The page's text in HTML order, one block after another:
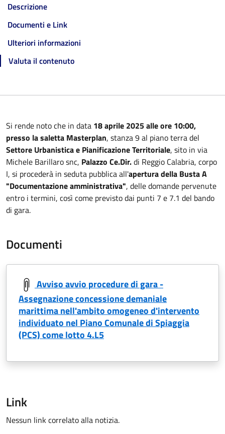
Descrizione
Documenti e Link
Ulteriori informazioni
Valuta il contenuto
Si rende noto che in data 18 aprile 2025 alle ore 10:00,
presso la saletta Masterplan, stanza 9 al piano terra del
Settore Urbanistica e Pianificazione Territoriale, sito in via
Michele Barillaro snc, Palazzo Ce.Dir.di Reggio Calabria, corpo
I, si procederà in seduta pubblica all'apertura della Busta A
"Documentazione amministrativa", delle domande pervenute
entro i termini, così come previsto dai punti 7 e 7.1 del bando
di gara.
Documenti
Avviso avvio procedure di gara -
Assegnazione concessione demaniale
marittima nell'ambito omogeneo d'intervento
individuato nel Piano Comunale di Spiaggia
(PCS) come lotto 4.L5
Link
Nessun link correlato alla notizia.